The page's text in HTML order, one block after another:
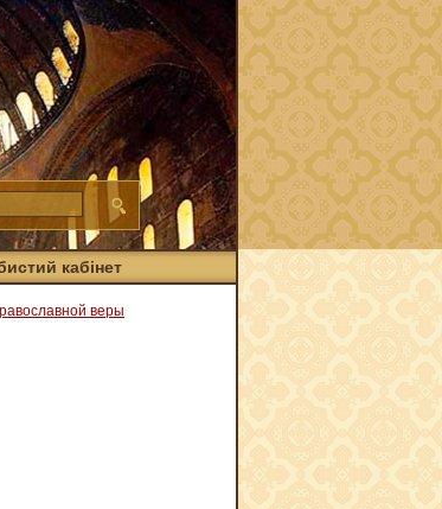
кабінет
веры